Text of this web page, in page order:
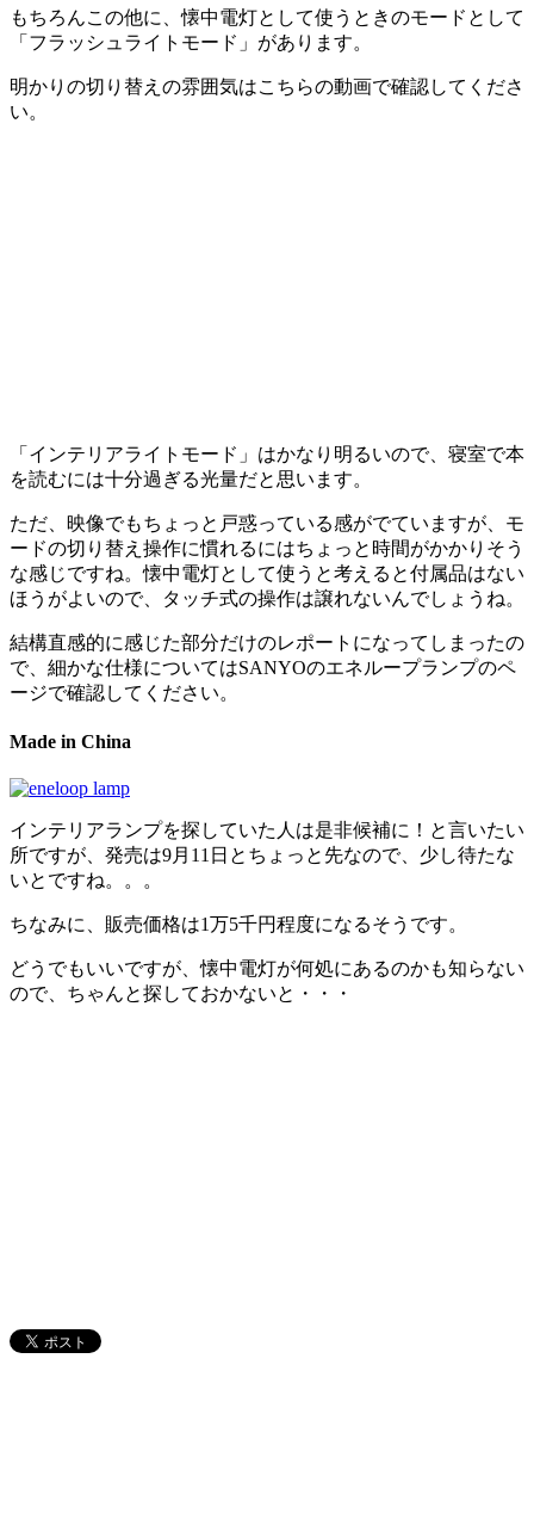
もちろんこの他に、懐中電灯として使うときのモードとして
「フラッシュライトモード」があります。
明かりの切り替えの雰囲気はこちらの動画で確認してくださ
い。
「インテリアライトモード」はかなり明るいので、寝室で本
を読むには十分過ぎる光量だと思います。
ただ、映像でもちょっと戸惑っている感がでていますが、モ
ードの切り替え操作に慣れるにはちょっと時間がかかりそう
な感じですね。懐中電灯として使うと考えると付属品はない
ほうがよいので、タッチ式の操作は譲れないんでしょうね。
結構直感的に感じた部分だけのレポートになってしまったの
で、細かな仕様についてはSANYOのエネループランプのペ
ージで確認してください。
Made in China
インテリアランプを探していた人は是非候補に！と言いたい
所ですが、発売は9月11日とちょっと先なので、少し待たな
いとですね。。。
ちなみに、販売価格は1万5千円程度になるそうです。
どうでもいいですが、懐中電灯が何処にあるのかも知らない
ので、ちゃんと探しておかないと・・・